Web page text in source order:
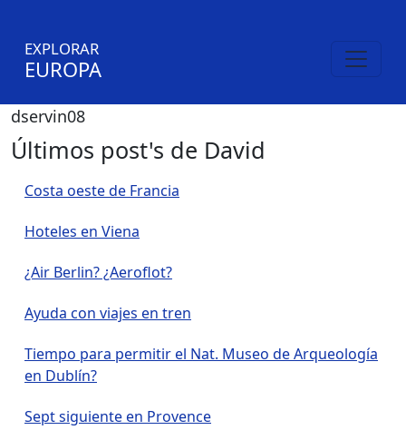
EXPLORAR
EUROPA
dservin08
Últimos post's de David
Costa oeste de Francia
Hoteles en Viena
¿Air Berlin? ¿Aeroflot?
Ayuda con viajes en tren
Tiempo para permitir el Nat. Museo de Arqueología
en Dublín?
Sept siguiente en Provence